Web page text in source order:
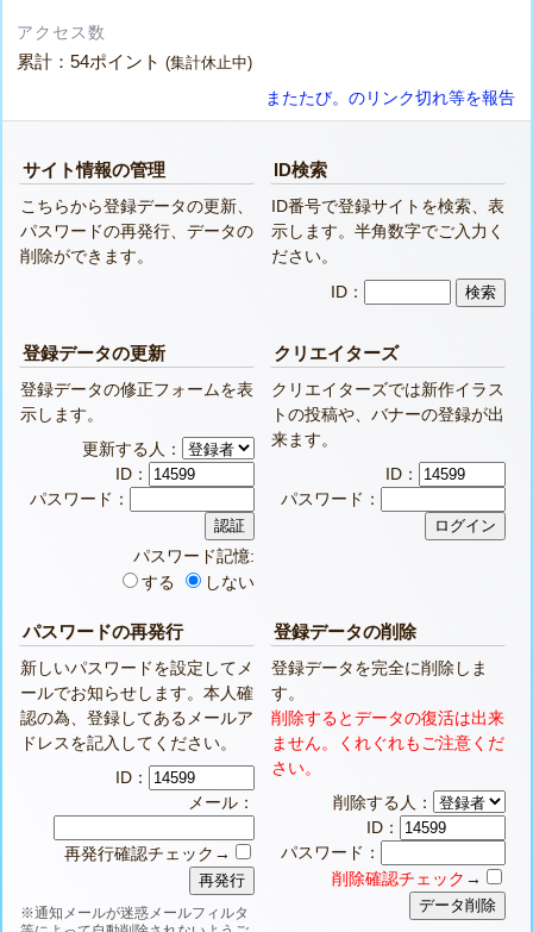
アクセス数
累計：54ポイント(集計休止中)
またたび。のリンク切れ等を報告
サイト情報の管理
こちらから登録データの更新、
パスワードの再発行、データの
削除ができます。
ID検索
ID番号で登録サイトを検索、表
示します。半角数字でご入力く
ださい。
ID：
登録データの更新
登録データの修正フォームを表
示します。
更新する人：
ID：
パスワード：
パスワード記憶:
する
しない
クリエイターズ
クリエイターズでは新作イラス
トの投稿や、バナーの登録が出
来ます。
ID：
パスワード：
パスワードの再発行
新しいパスワードを設定してメ
ールでお知らせします。本人確
認の為、登録してあるメールア
ドレスを記入してください。
ID：
メール：
再発行確認チェック→
※通知メールが迷惑メールフィルタ
登録データの削除
登録データを完全に削除しま
す。
削除するとデータの復活は出来
ません。くれぐれもご注意くだ
さい。
削除する人：
ID：
パスワード：
削除確認チェック →